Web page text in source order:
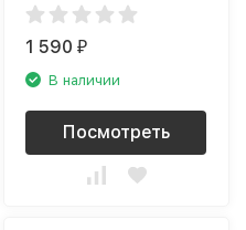
1 590₽
В наличии
Посмотреть